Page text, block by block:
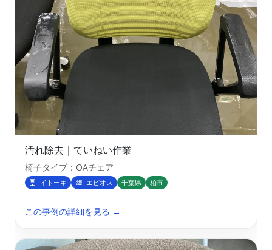
汚れ除去｜ていねい作業
椅子タイプ：OAチェア
イトーキ エピオス 千葉県 柏市
この事例の詳細を見る →